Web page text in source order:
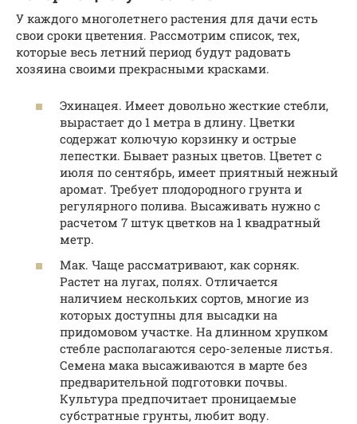
У каждого многолетнего растения для дачи есть
свои сроки цветения. Рассмотрим список, тех,
которые весь летний период будут радовать
хозяина своими прекрасными красками.
Эхинацея. Имеет довольно жесткие стебли,
вырастает до 1 метра в длину. Цветки
содержат колючую корзинку и острые
лепестки. Бывает разных цветов. Цветет с
июля по сентябрь, имеет приятный нежный
аромат. Требует плодородного грунта и
регулярного полива. Высаживать нужно с
расчетом 7 штук цветков на 1 квадратный
метр.
Мак. Чаще рассматривают, как сорняк.
Растет на лугах, полях. Отличается
наличием нескольких сортов, многие из
которых доступны для высадки на
придомовом участке. На длинном хрупком
стебле располагаются серо-зеленые листья.
Семена мака высаживаются в марте без
предварительной подготовки почвы.
Культура предпочитает проницаемые
субстратные грунты, любит воду.